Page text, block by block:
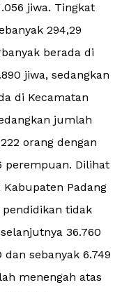
jiwa. Tingkat
294,29
berada di
jiwa, sedangkan
di Kecamatan
jumlah
orang dengan
perempuan. Dilihat
Padang
tidak
36.760
sebanyak 6.749
menengah atas